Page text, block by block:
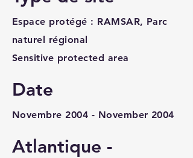
Espace protégé : RAMSAR, Parc
naturel régional
Sensitive protected area
Date
Novembre 2004 - November 2004
Atlantique -